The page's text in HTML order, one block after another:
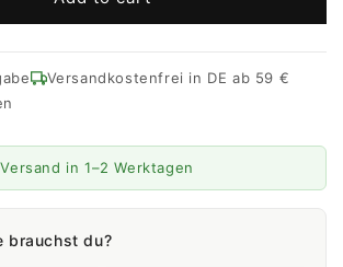
Organic
Uni
|
180M
50G
mimosa
Versandkostenfrei in DE ab 59 €
in 1–2 Werktagen
brauchst du?